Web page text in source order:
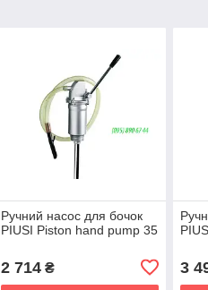
Ручний насос для бочок
PIUSI Piston hand pump 35
2 714₴ 3